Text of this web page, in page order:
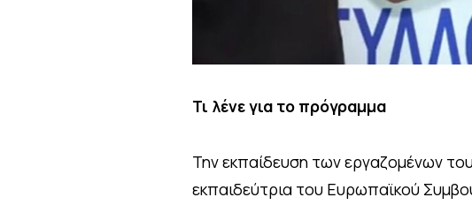
Τι λένε για το πρόγραμμα
Την εκπαίδευση των εργαζομένων
εκπαιδεύτρια του Ευρωπαϊκού